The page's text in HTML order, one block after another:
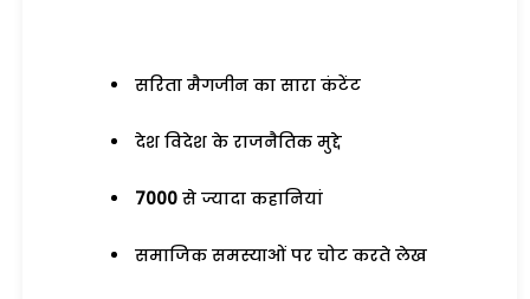
सरिता मैगजीन का सारा कंटेंट
देश विदेश के राजनैतिक मुद्दे
7000 से ज्यादा कहानियां
समाजिक समस्याओं पर चोट करते लेख